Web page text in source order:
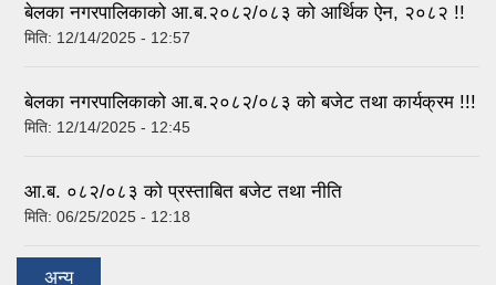
बेलका नगरपालिकाको आ.ब.२०८२/०८३ को आर्थिक ऐन, २०८२ !!
मिति: 12/14/2025 - 12:57
बेलका नगरपालिकाको आ.ब.२०८२/०८३ को बजेट तथा कार्यक्रम !!!
मिति: 12/14/2025 - 12:45
आ.ब. ०८२/०८३ को प्रस्ताबित बजेट तथा नीति
मिति: 06/25/2025 - 12:18
अन्य